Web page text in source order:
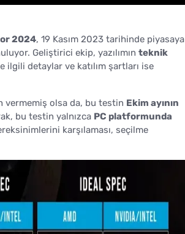
2024, 19 Kasım 2023 tarihinde piyasaya
Geliştirici ekip, yazılımın teknik
ilgili detaylar ve katılım şartları ise
vermemiş olsa da, bu testin Ekim ayının
bu testin yalnızca PC platformunda
karşılaması, seçilme